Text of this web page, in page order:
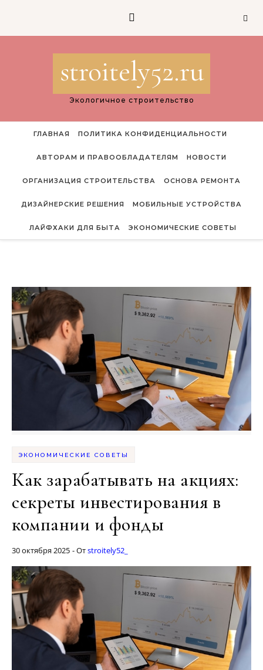
stroitely52.ru
Экологичное строительство
ГЛАВНАЯ ПОЛИТИКА КОНФИДЕНЦИАЛЬНОСТИ
АВТОРАМ И ПРАВООБЛАДАТЕЛЯМ НОВОСТИ
ОРГАНИЗАЦИЯ СТРОИТЕЛЬСТВА ОСНОВА РЕМОНТА
ДИЗАЙНЕРСКИЕ РЕШЕНИЯ МОБИЛЬНЫЕ УСТРОЙСТВА
ЛАЙФХАКИ ДЛЯ БЫТА ЭКОНОМИЧЕСКИЕ СОВЕТЫ
ЭКОНОМИЧЕСКИЕ СОВЕТЫ
Как зарабатывать на акциях:
секреты инвестирования в
компании и фонды
30 октября 2025 - Отstroitely52_